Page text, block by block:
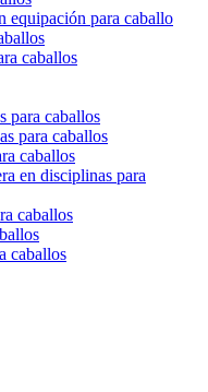
equipación para caballo
caballos
para caballos
para caballos
caballos
en disciplinas para
caballos
caballos